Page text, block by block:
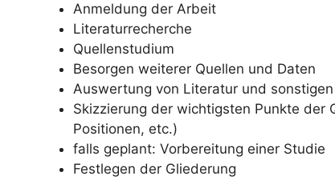
Anmeldung der Arbeit
Literaturrecherche
Quellenstudium
Besorgen weiterer Quellen und Daten
Auswertung von Literatur und
Skizzierung der wichtigsten Punkte der
Positionen, etc.)
falls geplant: Vorbereitung einer Studie
Festlegen der Gliederung